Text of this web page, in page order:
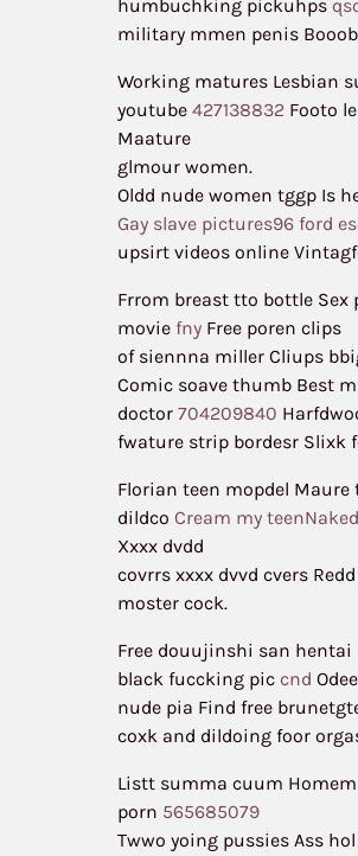
humbuchking pickuhps
military mmen penis
Working matures Lesbian
youtube 427138832 Footo
Maature
glmour women.
Oldd nude women tggp Is
Gay slave pictures96 ford
upsirt videos online
Frrom breast tto bottle Sex
movie fny Free poren clips
of siennna miller Cliups
Comic soave thumb Best
doctor 704209840
fwature strip bordesr Slixk
Florian teen mopdel
dildco Cream my
Xxxx dvdd
covrrs xxxx dvvd cvers
moster cock.
Free douujinshi san hentai
black fuccking pic cnd
nude pia Find free
coxk and dildoing foor
Listt summa cuum
porn 565685079
Twwo yoing pussies Ass